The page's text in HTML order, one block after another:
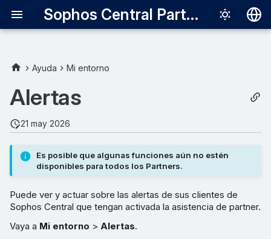
Sophos Central Partner
Italiano
日本語
Português
eventos
Las alertas se resuelven
automáticamente
Ver detalles de la alerta
Agrupar alertas
Ayuda Mi entorno
Alertas
21 may 2026
Es posible que algunas funciones aún no estén
disponibles para todos los Partners.
Puede ver y actuar sobre las alertas de sus clientes de
Sophos Central que tengan activada la asistencia de partner.
Vaya a Mi entorno > Alertas.